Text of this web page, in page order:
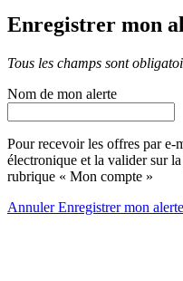
Enregistrer mon
Tous les champs sont
Nom de mon alerte
Pour recevoir les offres par e-
électronique et la valider sur
rubrique « Mon compte »
AnnulerEnregistrer mon alerte